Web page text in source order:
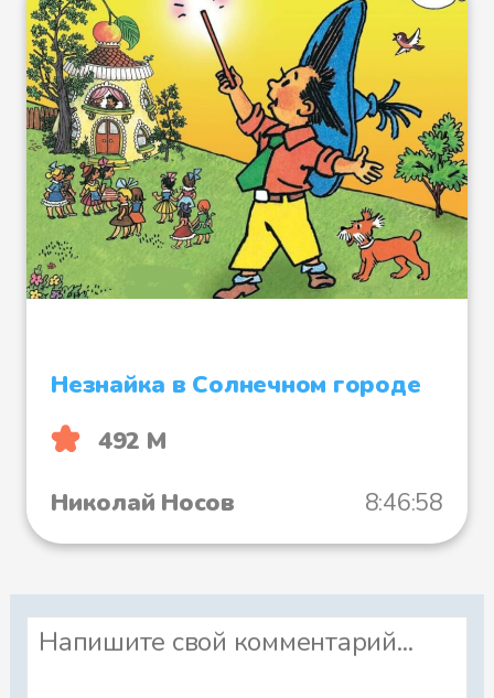
Незнайка в Солнечном городе
492 М
Николай Носов
8:46:58